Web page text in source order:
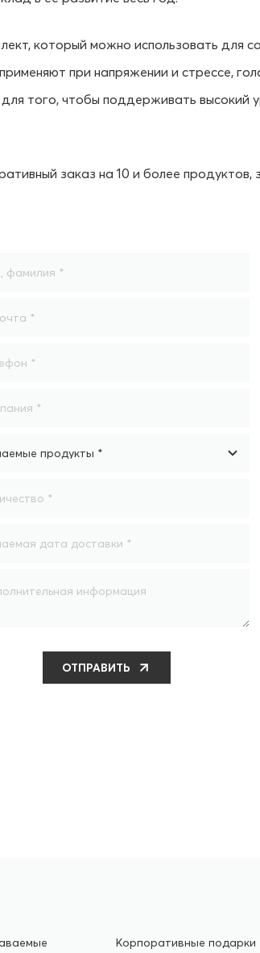
который можно использовать для
при напряжении и стрессе,
того, чтобы поддерживать высокий
заказ на 10 и более продуктов,
ОТПРАВИТЬ
Корпоративные подарки